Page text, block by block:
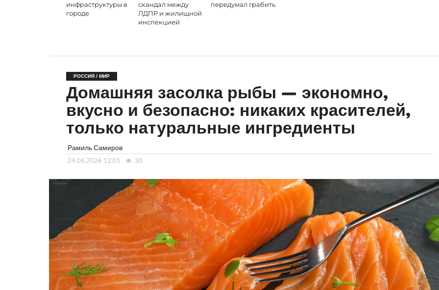
инфраструктуры в
городе
скандал между
ЛДПР и жилищной
инспекцией
передумал грабить
РОССИЯ / МИР
Домашняя засолка рыбы — экономно,
вкусно и безопасно: никаких красителей,
только натуральные ингредиенты
Рамиль Самиров
24.06.2026 12:01 30